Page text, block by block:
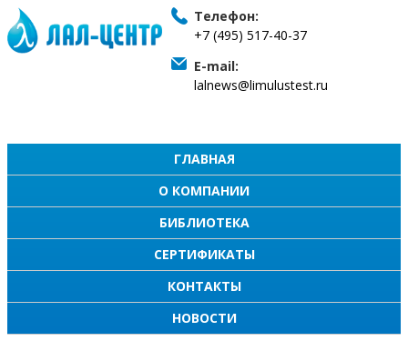
Телефон:
+7 (495) 517-40-37
E-mail:
lalnews@limulustest.ru
ГЛАВНАЯ
О КОМПАНИИ
БИБЛИОТЕКА
СЕРТИФИКАТЫ
КОНТАКТЫ
НОВОСТИ